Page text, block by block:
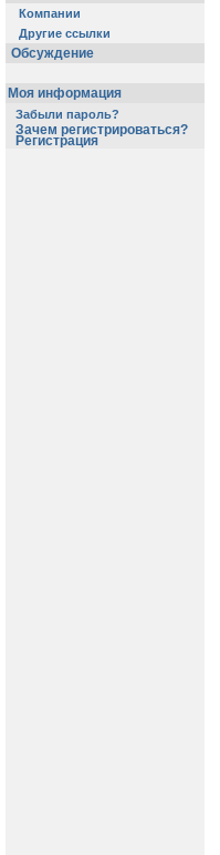
Компании
Другие ссылки
Обсуждение
Моя информация
Забыли пароль?
Зачем регистрироваться?
Регистрация